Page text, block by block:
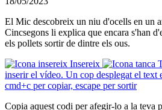
El Mic descobreix un niu d'ocells en un
Cincsegons li explica que encara s'han
els pollets sortir de dintre els ous.
Insereix
inserir el vídeo. Un cop desplegat el text
cmd+c per copiar, escape per sortir
Copia aquest codi per afegir-lo a la teva